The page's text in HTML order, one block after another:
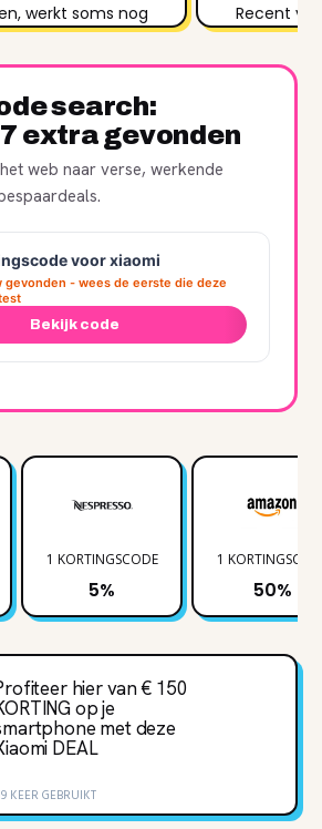
werkt soms nog Recent
search:
extra gevonden
web naar verse, werkende
voor xiaomi
gevonden - wees de eerste die deze
Bekijk code
1 KORTINGSCODE
5%
1
50%
hier van € 150
op je
met deze
DEAL
KEER GEBRUIKT